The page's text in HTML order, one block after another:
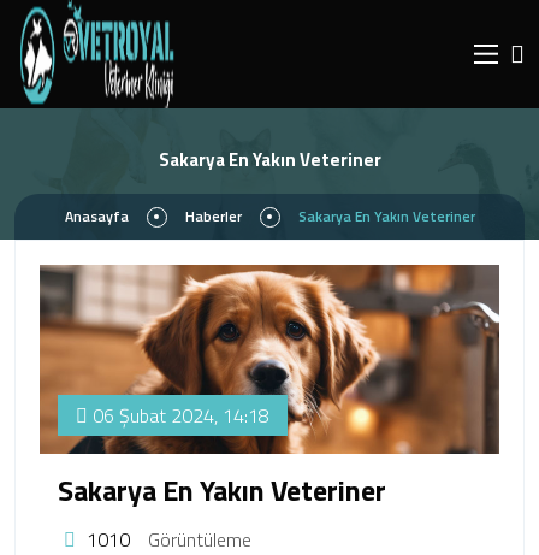
Sakarya En Yakın Veteriner
Anasayfa Haberler Sakarya En Yakın Veteriner
06 Şubat 2024, 14:18
Sakarya En Yakın Veteriner
1010
Görüntüleme